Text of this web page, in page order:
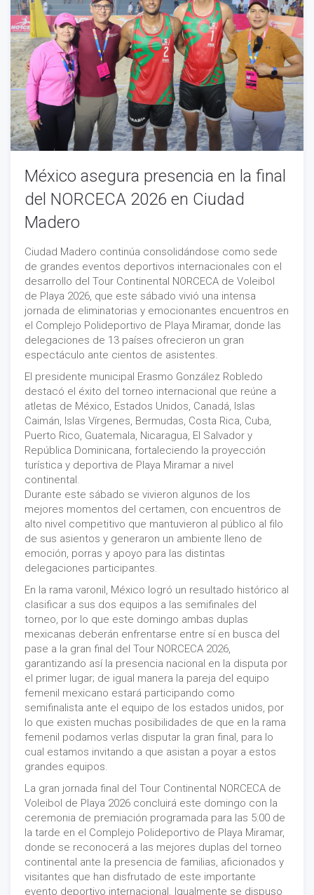
México asegura presencia en la final
del NORCECA 2026 en Ciudad
Madero
Ciudad Madero continúa consolidándose como sede
de grandes eventos deportivos internacionales con el
desarrollo del Tour Continental NORCECA de Voleibol
de Playa 2026, que este sábado vivió una intensa
jornada de eliminatorias y emocionantes encuentros en
el Complejo Polideportivo de Playa Miramar, donde las
delegaciones de 13 países ofrecieron un gran
espectáculo ante cientos de asistentes.
El presidente municipal Erasmo González Robledo
destacó el éxito del torneo internacional que reúne a
atletas de México, Estados Unidos, Canadá, Islas
Caimán, Islas Vírgenes, Bermudas, Costa Rica, Cuba,
Puerto Rico, Guatemala, Nicaragua, El Salvador y
República Dominicana, fortaleciendo la proyección
turística y deportiva de Playa Miramar a nivel
continental.
Durante este sábado se vivieron algunos de los
mejores momentos del certamen, con encuentros de
alto nivel competitivo que mantuvieron al público al filo
de sus asientos y generaron un ambiente lleno de
emoción, porras y apoyo para las distintas
delegaciones participantes.
En la rama varonil, México logró un resultado histórico al
clasificar a sus dos equipos a las semifinales del
torneo, por lo que este domingo ambas duplas
mexicanas deberán enfrentarse entre sí en busca del
pase a la gran final del Tour NORCECA 2026,
garantizando así la presencia nacional en la disputa por
el primer lugar; de igual manera la pareja del equipo
femenil mexicano estará participando como
semifinalista ante el equipo de los estados unidos, por
lo que existen muchas posibilidades de que en la rama
femenil podamos verlas disputar la gran final, para lo
cual estamos invitando a que asistan a poyar a estos
grandes equipos.
La gran jornada final del Tour Continental NORCECA de
Voleibol de Playa 2026 concluirá este domingo con la
ceremonia de premiación programada para las 5:00 de
la tarde en el Complejo Polideportivo de Playa Miramar,
donde se reconocerá a las mejores duplas del torneo
continental ante la presencia de familias, aficionados y
visitantes que han disfrutado de este importante
evento deportivo internacional. Igualmente se dispuso